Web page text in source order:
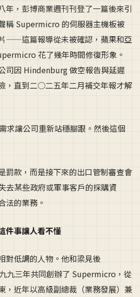
，彭博商業週刊刊登了一篇後來引
稱 Supermicro 的伺服器主機板被
——這篇報導從未被確認，蘋果和亞
花了幾年時間修復形象。
司因 Hindenburg 做空報告與延遲
，直到二○二五年二月補交年報才解
求讓公司重新站穩腳跟。然後這個
罰款，而是接下來的出口管制審查會
去某些政府或軍事客戶的採購資
法的業務。
件事讓人看不懂
對低調的人物。他和梁見後
九九三年共同創辦了 Supermicro，從
，近年以高級副總裁（業務發展）兼